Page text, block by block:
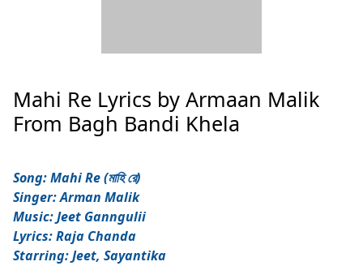
Mahi Re Lyrics by Armaan Malik
From Bagh Bandi Khela
Song: Mahi Re (মাহি রে)
Singer: Arman Malik
Music: Jeet Ganngulii
Lyrics: Raja Chanda
Starring: Jeet, Sayantika